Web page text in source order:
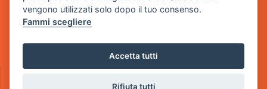
Sede Operativa
via Industriale, 2 - 25082 Botticino, BS
CONTATTI
info@powergame.it
vengono utilizzati solo dopo il tuo consenso.
Fammi scegliere
Accetta tutti
Rifiuta tutti